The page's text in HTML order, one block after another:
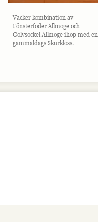
Vacker kombination av
Fönsterfoder Allmoge och
Golvsockel Allmoge ihop med en
gammaldags Skurkloss.